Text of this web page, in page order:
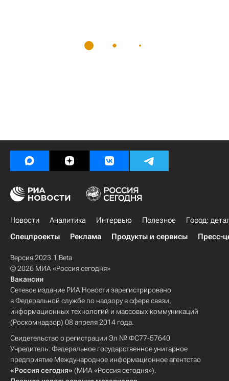
Новости Аналитика Интервью Полезное
Город:
Спецпроекты
Реклама Продукты и сервисы Пресс-
Версия 2023.1 Beta
© 2026 МИА «Россия сегодня»
Вакансии
Сетевое издание РИА Новости зарегистрировано
в Федеральной службе по надзору в сфере связи,
информационных технологий и массовых коммуникаций
(Роскомнадзор) 08 апреля 2014 года.
Свидетельство о регистрации Эл № ФС77-57640
Учредитель: Федеральное государственное унитарное
предприятие Международное информационное агентство
«Россия сегодня» (МИА «Россия сегодня»).